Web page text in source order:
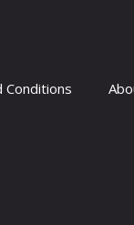
Conditions